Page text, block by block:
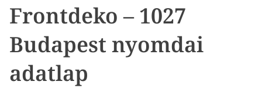
a
Frontdeko – 1027
Budapest nyomdai
adatlap